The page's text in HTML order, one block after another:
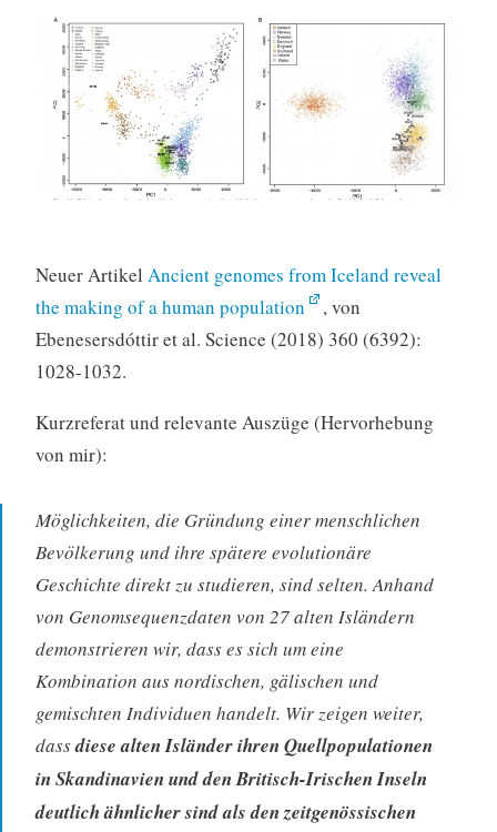
Neuer Artikel Ancient genomes from Iceland reveal
the making of a human population
, von
Ebenesersdóttir et al. Science (2018) 360 (6392):
1028-1032.
Kurzreferat und relevante Auszüge (Hervorhebung
von mir):
Möglichkeiten, die Gründung einer menschlichen
Bevölkerung und ihre spätere evolutionäre
Geschichte direkt zu studieren, sind selten. Anhand
von Genomsequenzdaten von 27 alten Isländern
demonstrieren wir, dass es sich um eine
Kombination aus nordischen, gälischen und
gemischten Individuen handelt. Wir zeigen weiter,
dassdiese alten Isländer ihren Quellpopulationen
in Skandinavien und den Britisch-Irischen Inseln
deutlich ähnlicher sind als den zeitgenössischen